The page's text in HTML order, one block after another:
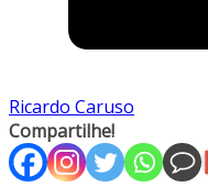
Ricardo Caruso
Compartilhe!